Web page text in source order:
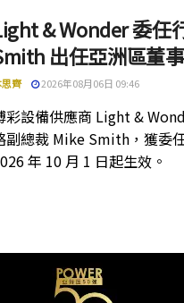
& Wonder 委任
出任亞洲區董
齊 2026年08月06日 09:46
彩設備供應商 Light &
副總裁 Mike Smith，獲委
年 10 月 1 日起生效。